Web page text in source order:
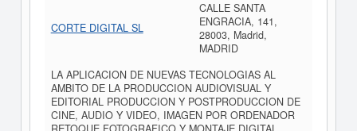
CORTE DIGITAL SL
CALLE SANTA
ENGRACIA, 141,
28003, Madrid,
MADRID
LA APLICACION DE NUEVAS TECNOLOGIAS AL
AMBITO DE LA PRODUCCION AUDIOVISUAL Y
EDITORIAL PRODUCCION Y POSTPRODUCCION DE
CINE, AUDIO Y VIDEO, IMAGEN POR ORDENADOR